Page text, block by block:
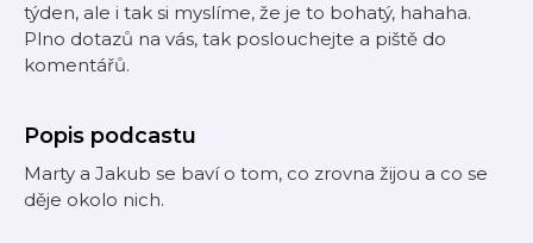
týden, ale i tak si myslíme, že je to bohatý, hahaha.
Plno dotazů na vás, tak poslouchejte a piště do
komentářů.
Popis podcastu
Marty a Jakub se baví o tom, co zrovna žijou a co se
děje okolo nich.